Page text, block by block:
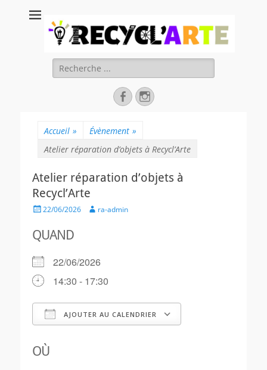
Recycl'Arte, faire
soi-même et
réduire les
déchets
Rechercher :
FacebookInstagram
Accueil » Évènement »
Atelier réparation d’objets à Recycl’Arte
Atelier réparation d’objets à
Recycl’Arte
Posted22/06/2026 Authorra-admin
QUAND
22/06/2026
14:30 - 17:30
AJOUTER AU CALENDRIER
OÙ